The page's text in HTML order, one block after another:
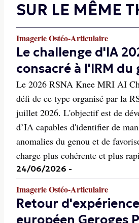
SUR LE MÊME
Imagerie Ostéo-Articulaire
Le challenge d'IA
consacré à l'IRM du
Le 2026 RSNA Knee MRI AI
défi de ce type organisé par la
juillet 2026. L'objectif est de
d’IA capables d'identifier de
anomalies du genou et de
charge plus cohérente et plus
24/06/2026 -
Imagerie Ostéo-Articulaire
Retour
européen Geroges